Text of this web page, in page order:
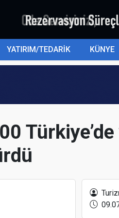
YATIRIM/TEDARİK KÜNYE